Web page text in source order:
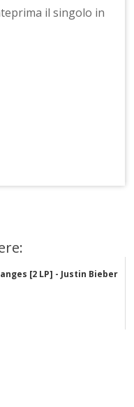
il singolo in
[2 LP] - Justin Bieber